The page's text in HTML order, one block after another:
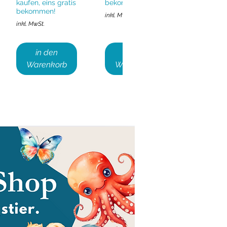
kaufen, eins gratis
bekommen!
inkl. MwSt.
in den
Warenkorb
bekommen!
inkl. MwSt.
Warenkorb
Schnellansicht Schnellansicht
Karwoche